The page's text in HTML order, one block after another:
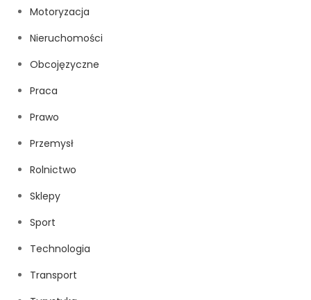
Motoryzacja
Nieruchomości
Obcojęzyczne
Praca
Prawo
Przemysł
Rolnictwo
Sklepy
Sport
Technologia
Transport